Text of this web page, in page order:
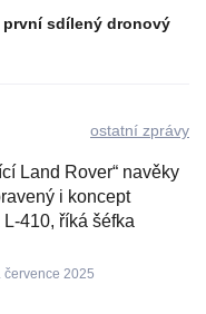
sdílený dronový
ostatní zprávy
Land Rover“ navěky
i koncept
410, říká šéfka
července 2025